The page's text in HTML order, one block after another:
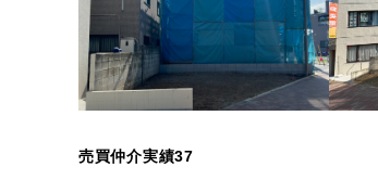
売買仲介実績37